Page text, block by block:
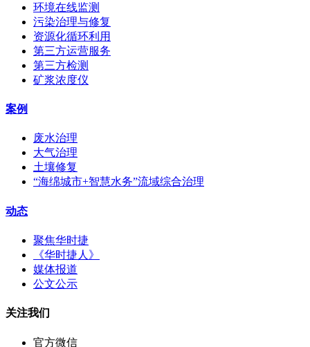
环境在线监测
污染治理与修复
资源化循环利用
第三方运营服务
第三方检测
矿浆浓度仪
案例
废水治理
大气治理
土壤修复
“海绵城市+智慧水务”流域综合治理
动态
聚焦华时捷
《华时捷人》
媒体报道
公文公示
关注我们
官方微信